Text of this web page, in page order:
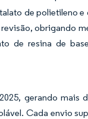
de polietileno
obrigando
de resina de
gerando mais
Cada envio